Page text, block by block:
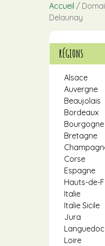
Accueil /
Delaunay
RÉGIONS
Alsace
Auvergne
Beaujolais
Bordeaux
Bourgogne
Bretagne
Corse
Espagne
Hauts-de-
Italie
Italie Sicile
Jura
Loire